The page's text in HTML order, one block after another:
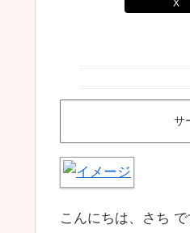
X
サ
こんにちは、さち で